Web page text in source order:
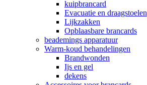
kuipbrancard
Evacuatie en draagstoelen
Lijkzakken
Opblaasbare brancards
beademings apparatuur
Warm-koud behandelingen
Brandwonden
Ijs en gel
dekens